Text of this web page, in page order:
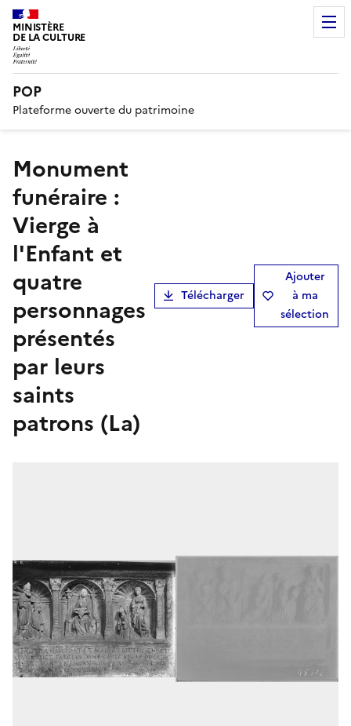
MINISTÈRE
DE LA CULTURE
POP
Plateforme ouverte du patrimoine
monument
funéraire :
Vierge à
l'Enfant et
quatre
personnages
présentés
par leurs
saints
patrons (La)
Télécharger
Ajouter
à ma
sélection